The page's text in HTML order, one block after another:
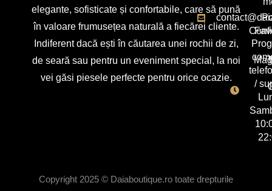
elegante, sofisticate și confortabile, care să pună
în valoare frumusețea naturală a fiecărei cliente.
Indiferent dacă ești în căutarea unei rochii de zi,
de seară sau pentru un eveniment special, la noi
vei găsi piesele perfecte pentru orice ocazie.
/
Copyright 2025 © Daiaboutique.ro toate drepturile